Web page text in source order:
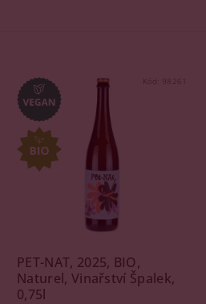
Kód: 98261
PET-NAT, 2025, BIO,
Naturel, Vinařství Špalek,
0,75l